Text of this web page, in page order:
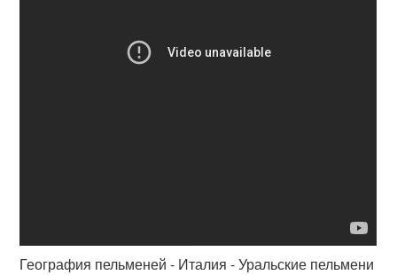
География пельменей - Италия - Уральские пельмени